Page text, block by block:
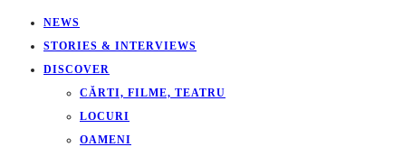
NEWS
STORIES & INTERVIEWS
DISCOVER
CĂRTI, FILME, TEATRU
LOCURI
OAMENI